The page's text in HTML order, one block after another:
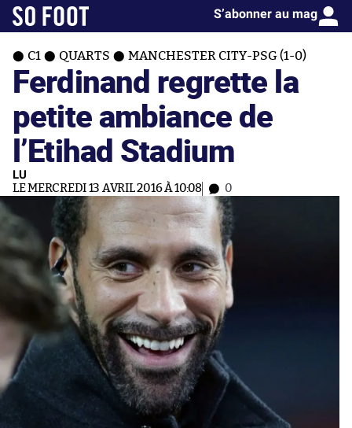
S’abonner au mag
C1 QUARTS MANCHESTER CITY-PSG (1-0)
Ferdinand regrette la
petite ambiance de
l’Etihad Stadium
LU
LE MERCREDI 13 AVRIL 2016 À 10:08 0